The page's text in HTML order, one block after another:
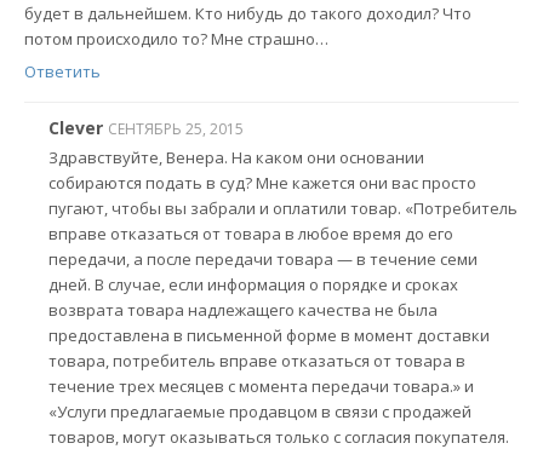
будет в дальнейшем. Кто нибудь до такого доходил? Что
потом происходило то? Мне страшно…
Ответить
Clever СЕНТЯБРЬ 25, 2015
Здравствуйте, Венера. На каком они основании
собираются подать в суд? Мне кажется они вас просто
пугают, чтобы вы забрали и оплатили товар. «Потребитель
вправе отказаться от товара в любое время до его
передачи, а после передачи товара — в течение семи
дней. В случае, если информация о порядке и сроках
возврата товара надлежащего качества не была
предоставлена в письменной форме в момент доставки
товара, потребитель вправе отказаться от товара в
течение трех месяцев с момента передачи товара.» и
«Услуги предлагаемые продавцом в связи с продажей
товаров, могут оказываться только с согласия покупателя.